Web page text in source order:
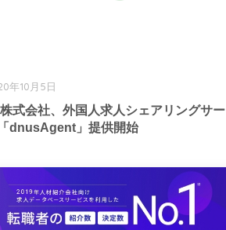
年10月5日
式会社、外国人求人シェアリングサー
dnusAgent」提供開始